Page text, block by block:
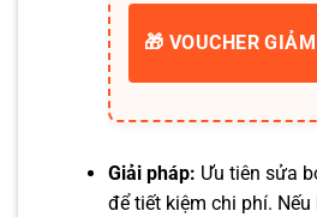
🎁 VOUCHER
Giải pháp: Ưu tiên sửa
để tiết kiệm chi phí.